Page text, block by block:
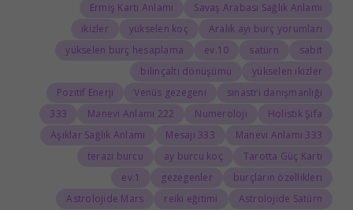
Savaş Arabası Sağlık Anlamı
Ermiş Kartı Anlamı
Aralık ayı burç yorumları
yükselen koç
ikizler
sabit
satürn
10.ev
yükselen burç hesaplama
yükselen ikizler
bilinçaltı dönüşümü
sinastri danışmanlığı
Venüs gezegeni
Pozitif Enerji
Holistik Şifa
Numeroloji
222 Manevi Anlamı
333
333 Manevi Anlamı
333 Mesajı
Aşıklar Sağlık Anlamı
Tarotta Güç Kartı
ay burcu koç
terazi burcu
burçların özellikleri
gezegenler
1.ev
Astrolojide Satürn
reiki eğitimi
Astrolojide Mars